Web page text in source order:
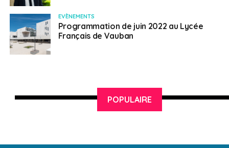
EVÈNEMENTS
Programmation de juin 2022 au Lycée
Français de Vauban
POPULAIRE